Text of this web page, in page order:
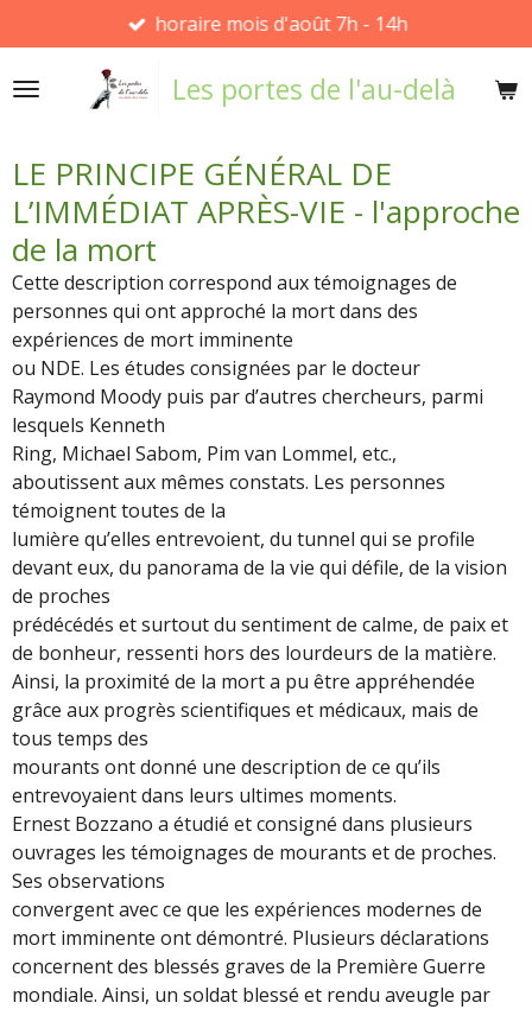
au
contenu
Les portes de l'au-delà
horaire mois d'août 7h - 14h
LE PRINCIPE GÉNÉRAL DE
L’IMMÉDIAT APRÈS-VIE - l'approche
de la mort
Cette description correspond aux témoignages de
personnes qui ont approché la mort dans des
expériences de mort imminente
ou NDE. Les études consignées par le docteur
Raymond Moody puis par d’autres chercheurs, parmi
lesquels Kenneth
Ring, Michael Sabom, Pim van Lommel, etc.,
aboutissent aux mêmes constats. Les personnes
témoignent toutes de la
lumière qu’elles entrevoient, du tunnel qui se profile
devant eux, du panorama de la vie qui défile, de la vision
de proches
prédécédés et surtout du sentiment de calme, de paix et
de bonheur, ressenti hors des lourdeurs de la matière.
Ainsi, la proximité de la mort a pu être appréhendée
grâce aux progrès scientifiques et médicaux, mais de
tous temps des
mourants ont donné une description de ce qu’ils
entrevoyaient dans leurs ultimes moments.
Ernest Bozzano a étudié et consigné dans plusieurs
ouvrages les témoignages de mourants et de proches.
Ses observations
convergent avec ce que les expériences modernes de
mort imminente ont démontré. Plusieurs déclarations
concernent des blessés graves de la Première Guerre
mondiale. Ainsi, un soldat blessé et rendu aveugle par